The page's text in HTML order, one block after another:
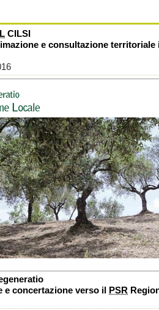
CILSI
e consultazione territoriale
e concertazione verso il
PSR